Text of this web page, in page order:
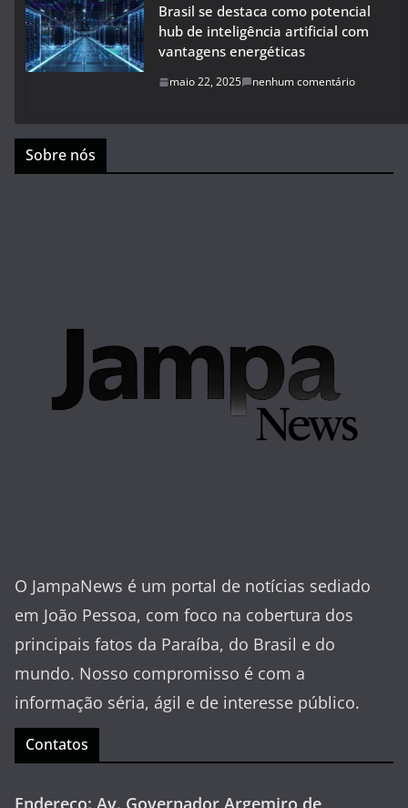
Brasil se destaca como potencial
hub de inteligência artificial com
vantagens energéticas
maio 22, 2025 nenhum comentário
Sobre nós
O JampaNews é um portal de notícias sediado
em João Pessoa, com foco na cobertura dos
principais fatos da Paraíba, do Brasil e do
mundo. Nosso compromisso é com a
informação séria, ágil e de interesse público.
Contatos
Endereço: Av. Governador Argemiro de